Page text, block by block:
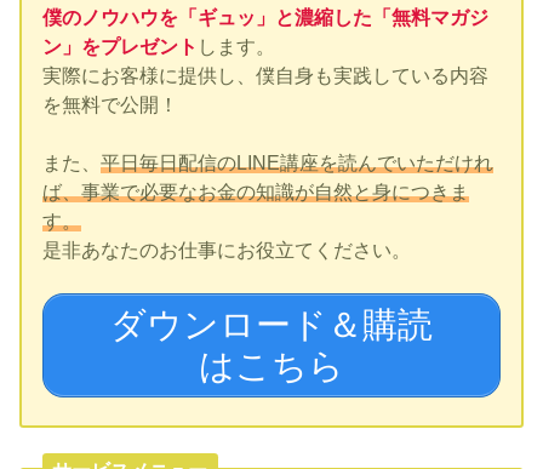
僕のノウハウを「ギュッ」と濃縮した「無料マガジ
ン」をプレゼント します。
実際にお客様に提供し、僕自身も実践している内容
を無料で公開！
また、平日毎日配信のLINE講座を読んでいただけれ
ば、事業で必要なお金の知識が自然と身につきま
す。
是非あなたのお仕事にお役立てください。
ダウンロード＆購読
はこちら